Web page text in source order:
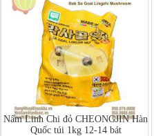
Nấm Linh Chi đỏ CHEONGJIN Hàn
Quốc túi 1kg 12-14 bát